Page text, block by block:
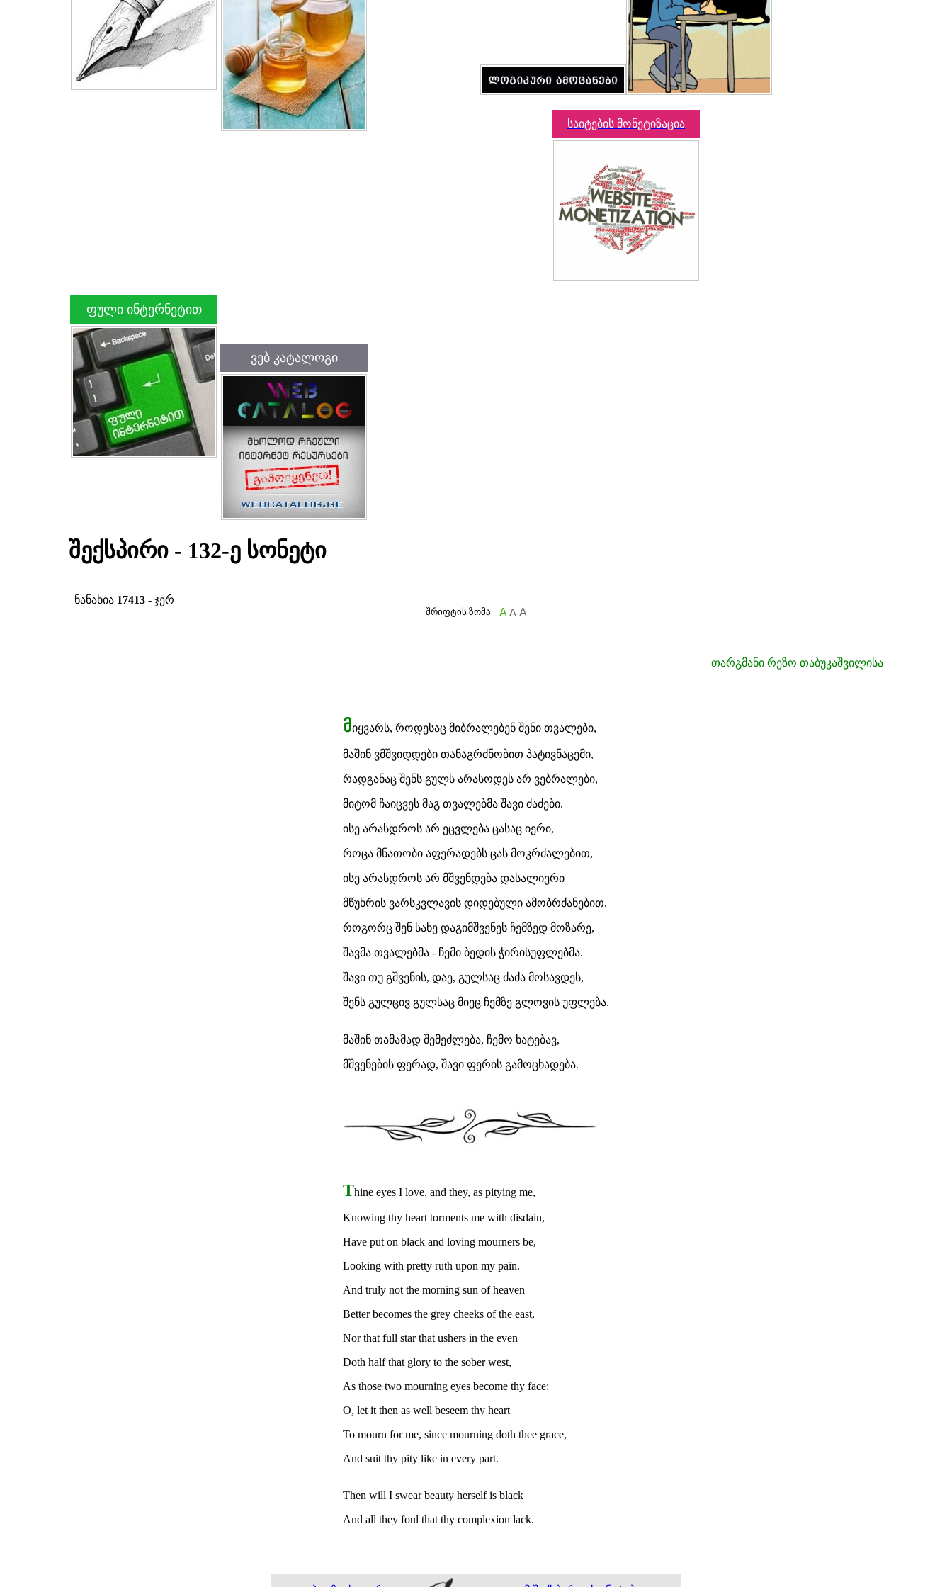
საიტების მონეტიზაცია
ფული ინტერნეტით
ვებ კატალოგი
შექსპირი - 132-ე სონეტი
ნანახია 17413 - ჯერ |
შრიფტის ზომა A A A
თარგმანი რეზო თაბუკაშვილისა
მიყვარს, როდესაც მიბრალებენ შენი თვალები,
მაშინ ვმშვიდდები თანაგრძნობით პატივნაცემი,
რადგანაც შენს გულს არასოდეს არ ვებრალები,
მიტომ ჩაიცვეს მაგ თვალებმა შავი ძაძები.
ისე არასდროს არ ეცვლება ცასაც იერი,
როცა მნათობი აფერადებს ცას მოკრძალებით,
ისე არასდროს არ მშვენდება დასალიერი
მწუხრის ვარსკვლავის დიდებული ამობრძანებით,
როგორც შენ სახე დაგიმშვენეს ჩემზედ მოზარე,
შავმა თვალებმა - ჩემი ბედის ჭირისუფლებმა.
შავი თუ გშვენის, დაე, გულსაც ძაძა მოსავდეს,
შენს გულცივ გულსაც მიეც ჩემზე გლოვის უფლება.
მაშინ თამამად შემეძლება, ჩემო ხატებავ,
მშვენების ფერად, შავი ფერის გამოცხადება.
Thine eyes I love, and they, as pitying me,
Knowing thy heart torments me with disdain,
Have put on black and loving mourners be,
Looking with pretty ruth upon my pain.
And truly not the morning sun of heaven
Better becomes the grey cheeks of the east,
Nor that full star that ushers in the even
Doth half that glory to the sober west,
As those two mourning eyes become thy face:
O, let it then as well beseem thy heart
To mourn for me, since mourning doth thee grace,
And suit thy pity like in every part.
Then will I swear beauty herself is black
And all they foul that thy complexion lack.